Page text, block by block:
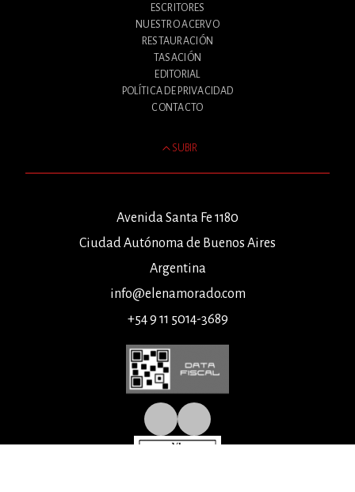
ESCRITORES
NUESTRO ACERVO
RESTAURACIÓN
TASACIÓN
EDITORIAL
POLÍTICA DE PRIVACIDAD
CONTACTO
SUBIR
Avenida Santa Fe 1180
Ciudad Autónoma de Buenos Aires
Argentina
info@elenamorado.com
+54 9 11 5014-3689